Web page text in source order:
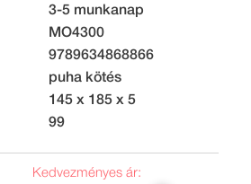
3-5 munkanap
MO4300
9789634868866
puha kötés
145 x 185 x 5
99
Kedvezményes ár: